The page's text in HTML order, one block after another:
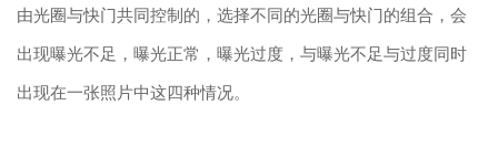
由光圈与快门共同控制的，选择不同的光圈与快门的组合，会
出现曝光不足，曝光正常，曝光过度，与曝光不足与过度同时
出现在一张照片中这四种情况。